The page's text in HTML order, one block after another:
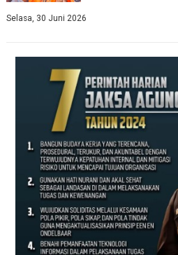
Selasa, 30 Juni 2026